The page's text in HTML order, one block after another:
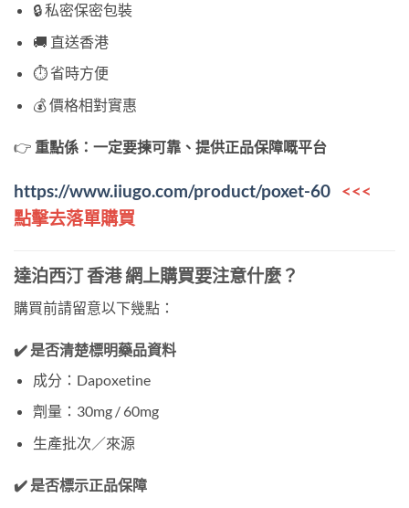
🔒 私密保密包裝
🚚 直送香港
⏱️ 省時方便
💰 價格相對實惠
👉 重點係：一定要揀可靠、提供正品保障嘅平台
https://www.iiugo.com/product/poxet-60 <<<
點擊去落單購買
達泊西汀 香港 網上購買要注意什麼？
購買前請留意以下幾點：
✔️ 是否清楚標明藥品資料
成分：Dapoxetine
劑量：30mg / 60mg
生產批次／來源
✔️ 是否標示正品保障